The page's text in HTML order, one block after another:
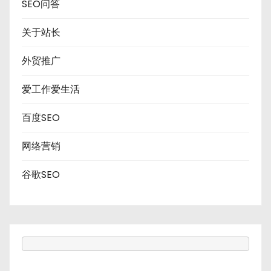
SEO问答
关于站长
外贸推广
爱工作爱生活
百度SEO
网络营销
谷歌SEO